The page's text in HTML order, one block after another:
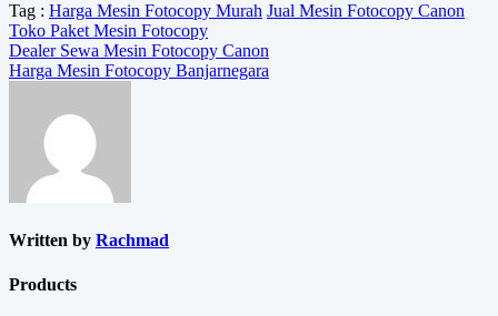
Tag : Harga Mesin Fotocopy Murah Jual Mesin Fotocopy Canon
Toko Paket Mesin Fotocopy
Navigasi
pos
Dealer Sewa Mesin Fotocopy Canon
Harga Mesin Fotocopy Banjarnegara
Written by Rachmad
Products